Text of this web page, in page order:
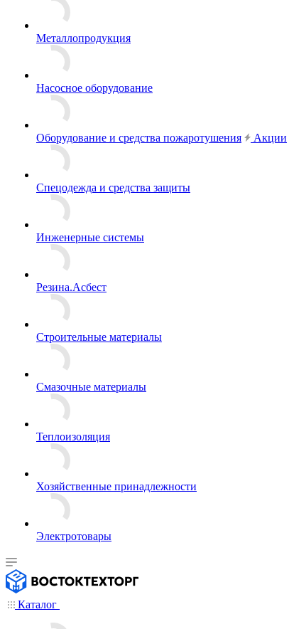
Металлопродукция
Насосное оборудование
Оборудование и средства пожаротушения
Спецодежда и средства защиты
Инженерные системы
Резина.Асбест
Строительные материалы
Смазочные материалы
Теплоизоляция
Хозяйственные принадлежности
Электротовары
Акции
Каталог